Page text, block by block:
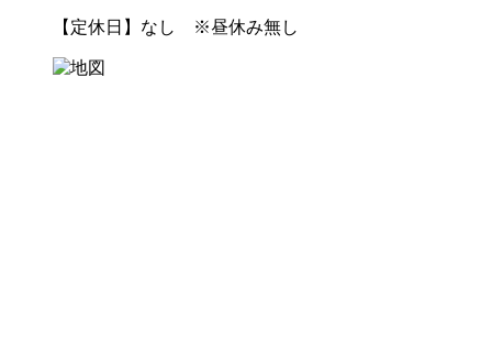
【定休日】なし ※昼休み無し